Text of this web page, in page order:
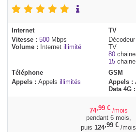
Internet
Vitesse : 500 Mbps
Volume :
Internet illimité
TV
TV
80
15
Téléphone
Appels : Appels illimités
GSM
Appels :
Data 4G :
74,99 € /mois
pendant 6 mois,
puis 124,99 € /mois